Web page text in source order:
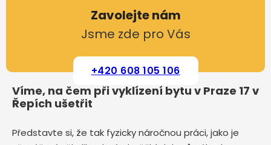
Zavolejte nám
Jsme zde pro Vás
+420 608 105 106
Víme, na čem při vyklízení bytu v Praze 17 v
Řepích ušetřit
Představte si, že tak fyzicky náročnou práci, jako je